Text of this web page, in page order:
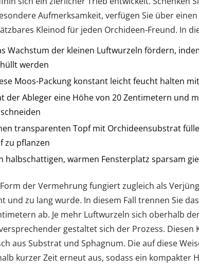
Aufmerksamkeit, verfügen Sie über
Kleinod für jeden Orchideen-Freund. In
Wachstum der kleinen Luftwurzeln fördern,
werden
Moos-Packung konstant leicht feucht halten
der Ableger eine Höhe von 20 Zentimetern und
transparenten Topf mit Orchideensubstrat
zu pflanzen
halbschattigen, warmen Fensterplatz sparsam
der Vermehrung fungiert zugleich als
und zu lang wurde. In diesem Fall trennen Sie
ab. Je mehr Luftwurzeln sich oberhalb
gestaltet sich der Prozess. Diesen
aus Substrat und Sphagnum. Die auf diese
kurzer Zeit erneut aus, sodass ein kompakter